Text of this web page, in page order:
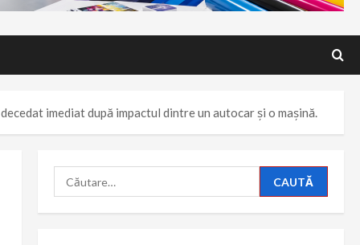
imediat după impactul dintre un autocar și o mașină.
Caută
după: